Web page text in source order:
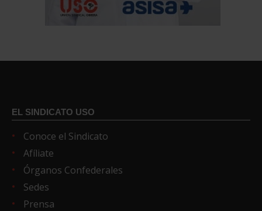
EL SINDICATO USO
Conoce el Sindicato
Afíliate
Órganos Confederales
Sedes
Prensa